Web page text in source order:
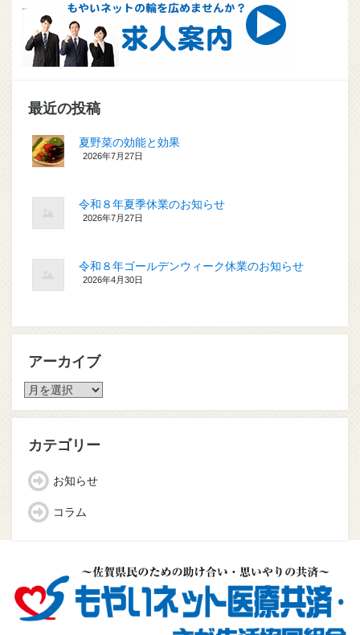
最近の投稿
夏野菜の効能と効果
2026年7月27日
令和８年夏季休業のお知らせ
2026年7月27日
令和８年ゴールデンウィーク休業のお知らせ
2026年4月30日
アーカイブ
ア
カ
ブ
カテゴリー
お知らせ
コラム